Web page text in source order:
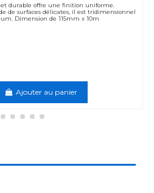
et durable offre une finition uniforme.
de surfaces délicates, il est tridimensionnel
Dimension de 115mm x 10m
Ajouter au panier